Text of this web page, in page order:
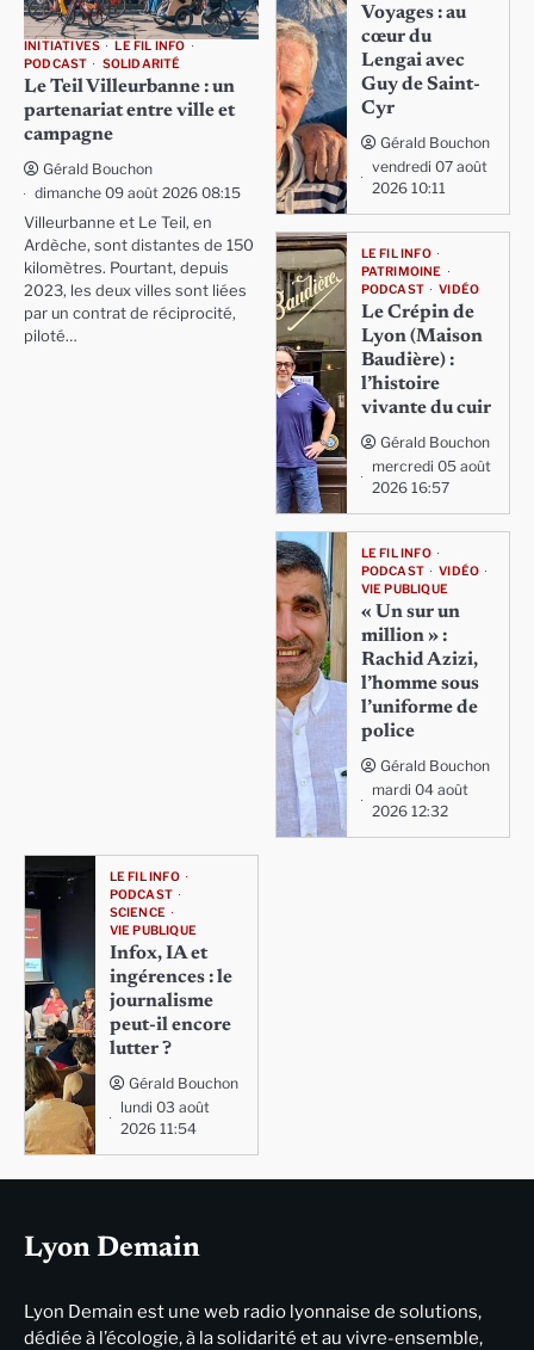
INITIATIVES
LE FIL INFO
PODCAST
SOLIDARITÉ
Le Teil Villeurbanne : un
partenariat entre ville et
campagne
Gérald Bouchon
dimanche 09 août 2026 08:15
Villeurbanne et Le Teil, en
Ardèche, sont distantes de 150
kilomètres. Pourtant, depuis
2023, les deux villes sont liées
par un contrat de réciprocité,
piloté…
Voyages : au
cœur du
Lengai avec
Guy de Saint-
Cyr
Gérald Bouchon
vendredi 07 août
2026 10:11
LE FIL INFO
PATRIMOINE
PODCAST
VIDÉO
Le Crépin de
Lyon (Maison
Baudière) :
l’histoire
vivante du cuir
Gérald Bouchon
mercredi 05 août
2026 16:57
LE FIL INFO
PODCAST
VIDÉO
VIE PUBLIQUE
« Un sur un
million » :
Rachid Azizi,
l’homme sous
l’uniforme de
police
Gérald Bouchon
mardi 04 août
2026 12:32
LE FIL INFO
PODCAST
SCIENCE
VIE PUBLIQUE
Infox, IA et
ingérences : le
journalisme
peut-il encore
lutter ?
Gérald Bouchon
lundi 03 août
2026 11:54
Lyon Demain
Lyon Demain est une web radio lyonnaise de solutions,
dédiée à l’écologie, à la solidarité et au vivre-ensemble,